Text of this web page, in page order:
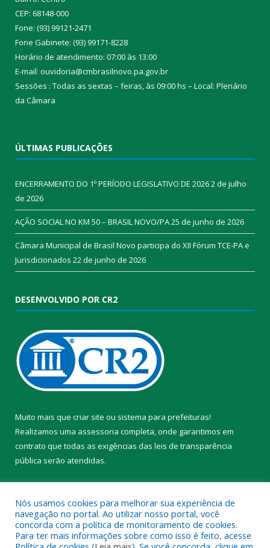
CEP: 68148-000
Fone: (93) 99121-2471
Fone Gabinete: (93) 99171-8228
Horário de atendimento: 07:00 às 13:00
E-mail: ouvidoria@cmbrasilnovo.pa.gov.br
Sessões : Todas as sextas – feiras, às 09:00 hs – Local: Plenário
da Câmara​
ÚLTIMAS PUBLICAÇÕES
ENCERRAMENTO DO 1º PERÍODO LEGISLATIVO DE 20262 de julho
de 2026
AÇÃO SOCIAL NO KM 50 – BRASIL NOVO/PA25 de junho de 2026
Câmara Municipal de Brasil Novo participa do XII Fórum TCE-PA e
Jurisdicionados 22 de junho de 2026
DESENVOLVIDO POR CR2
Muito mais que criar site ou sistema para prefeituras!
Realizamos uma assessoria completa, onde garantimos em
contrato que todas as exigências das leis de transparência
pública serão atendidas.
Nós usamos cookies para melhorar sua experiência de
navegação no portal. Ao utilizar nosso portal, você
concorda com a política de monitoramento de cookies.
Para ter mais informações sobre como isso é feito, acesse